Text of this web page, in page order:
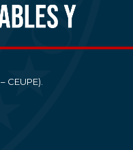
– CEUPE).